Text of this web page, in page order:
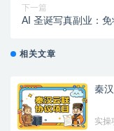
下一篇
AI 圣诞写真副业：
相关文章
秦
实操